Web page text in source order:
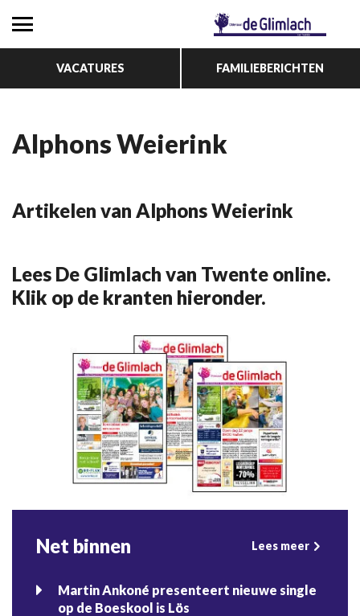
VACATURES FAMILIEBERICHTEN
Alphons Weierink
Artikelen van Alphons Weierink
Lees De Glimlach van Twente online.
Klik op de kranten hieronder.
Net binnen Lees meer
Martin Ankoné presenteert nieuwe single
op de Boeskool is Lös